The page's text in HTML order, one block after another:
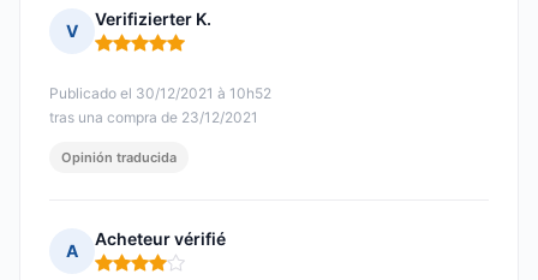
V
Verifizierter K.
Nota: 5 de 5
Publicado el 30/12/2021 à 10h52
tras una compra de 23/12/2021
Opinión traducida
A
Acheteur vérifié
Nota: 4 de 5